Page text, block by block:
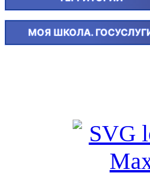
МОЯ ШКОЛА.